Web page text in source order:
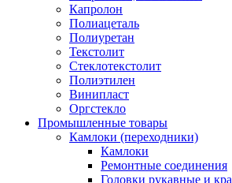
Капролон
Полиацеталь
Полиуретан
Текстолит
Стеклотекстолит
Полиэтилен
Винипласт
Оргстекло
Промышленные товары
Камлоки (переходники)
Камлоки
Ремонтные соединения
Головки рукавные и